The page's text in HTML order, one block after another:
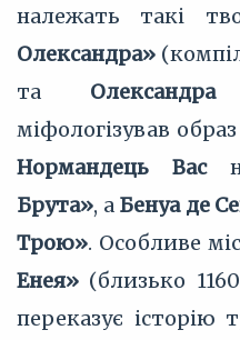
належать такі
Олександра»
та
міфологізував
Нормандець Вас
Брута», а Бенуа де
Трою». Особливе
Енея» (близько
переказує історію